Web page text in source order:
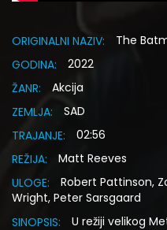
ORIGINALNI NAZIV:
The
GODINA:
2022
ŽANR:
Akcija
ZEMLJA:
SAD
TRAJANJE:
02:56
REŽIJA:
Matt Reeves
ULOGE:
Robert Pattinson,
Wright, Peter Sarsgaard
SINOPSIS:
U režiji velikog